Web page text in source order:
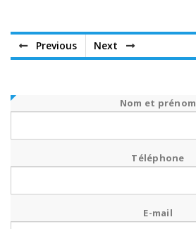
Previous Next
Nom et prénom
Téléphone
E-mail